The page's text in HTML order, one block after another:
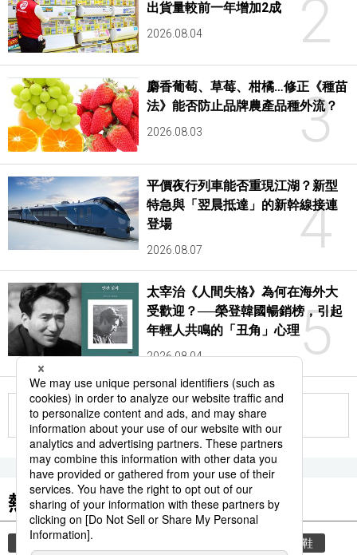
2
出貨量較前一年增加2成
2026.08.04
3
麝香葡萄、草莓、柑橘…修正《種苗
法》能否防止品牌農產品種外流？
2026.08.03
4
平價夜行列車能否重現江湖？新型
特急與「翌晨抵達」的新幹線接連
登場
2026.08.07
5
太宰治《人間失格》為何在海外大
受歡迎？──榮登韓國暢銷榜，引起
年輕人共鳴的「丑角」心理
2026.08.04
更多
熱門關鍵詞
教育 禮儀 脫鞋